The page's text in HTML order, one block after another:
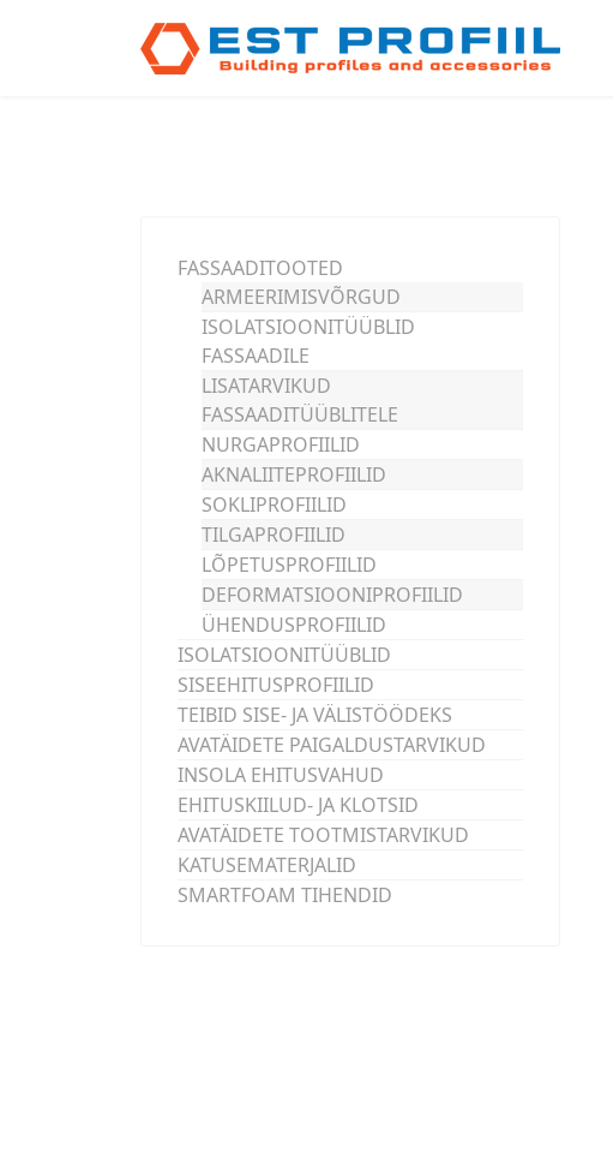
FASSAADITOOTED
ARMEERIMISVÕRGUD
ISOLATSIOONITÜÜBLID
FASSAADILE
LISATARVIKUD
FASSAADITÜÜBLITELE
NURGAPROFIILID
AKNALIITEPROFIILID
SOKLIPROFIILID
TILGAPROFIILID
LÕPETUSPROFIILID
DEFORMATSIOONIPROFIILID
ÜHENDUSPROFIILID
ISOLATSIOONITÜÜBLID
SISEEHITUSPROFIILID
TEIBID SISE- JA VÄLISTÖÖDEKS
AVATÄIDETE PAIGALDUSTARVIKUD
INSOLA EHITUSVAHUD
EHITUSKIILUD- JA KLOTSID
AVATÄIDETE TOOTMISTARVIKUD
KATUSEMATERJALID
SMARTFOAM TIHENDID